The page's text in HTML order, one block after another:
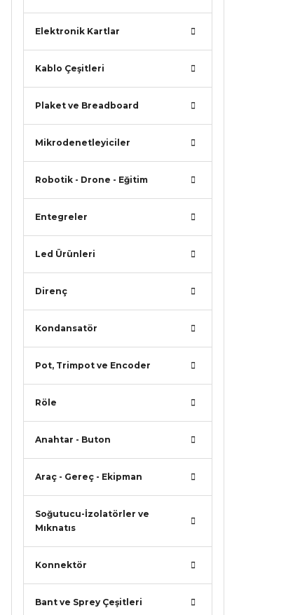
Elektronik Kartlar
Kablo Çeşitleri
Plaket ve Breadboard
Mikrodenetleyiciler
Robotik - Drone - Eğitim
Entegreler
Led Ürünleri
Direnç
Kondansatör
Pot, Trimpot ve Encoder
Röle
Anahtar - Buton
Araç - Gereç - Ekipman
Soğutucu-İzolatörler ve
Mıknatıs
Konnektör
Bant ve Sprey Çeşitleri